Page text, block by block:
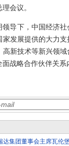
会议。
导下，中国经济
发展提供的大力
新技术等新兴领
战略合作伙伴关系
达集团董事会主席瓦伦